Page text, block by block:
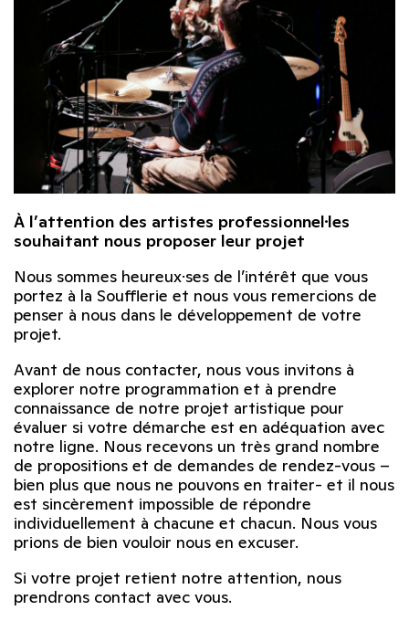
À l’attention des artistes professionnel·les
souhaitant nous proposer leur projet
Nous sommes heureux·ses de l’intérêt que vous
portez à la Soufflerie et nous vous remercions de
penser à nous dans le développement de votre
projet.
Avant de nous contacter, nous vous invitons à
explorer notre programmation et à prendre
connaissance de notre projet artistique pour
évaluer si votre démarche est en adéquation avec
notre ligne. Nous recevons un très grand nombre
de propositions et de demandes de rendez-vous –
bien plus que nous ne pouvons en traiter- et il nous
est sincèrement impossible de répondre
individuellement à chacune et chacun. Nous vous
prions de bien vouloir nous en excuser.
Si votre projet retient notre attention, nous
prendrons contact avec vous.